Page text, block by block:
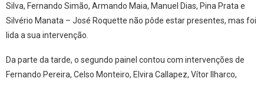
Silva, Fernando Simão, Armando Maia, Manuel Dias, Pina Prata e
Silvério Manata – José Roquette não pôde estar presentes, mas foi
lida a sua intervenção.
Da parte da tarde, o segundo painel contou com intervenções de
Fernando Pereira, Celso Monteiro, Elvira Callapez, Vítor Ilharco,